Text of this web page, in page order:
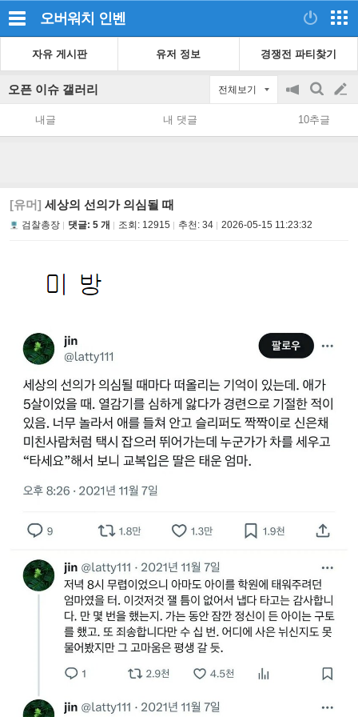
오버워치 인벤
자유 게시판 유저 정보 경쟁전 파티찾기
오픈 이슈 갤러리 전체보기
공
지
on/off
검
색
글
쓰
내글 내 댓글 10추글
[유머] 세상의 선의가 의심될 때
검찰총장 댓글: 5 개 조회: 12915 추천: 34 2026-05-15 11:23:32